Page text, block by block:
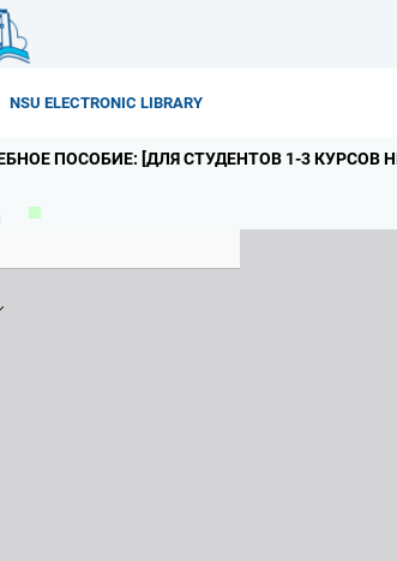
NSU ELECTRONIC LIBRARY
ПОСОБИЕ: [ДЛЯ СТУДЕНТОВ 1-3 КУРСОВ